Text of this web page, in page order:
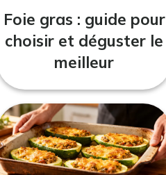
Foie gras : guide pour
choisir et déguster le
meilleur